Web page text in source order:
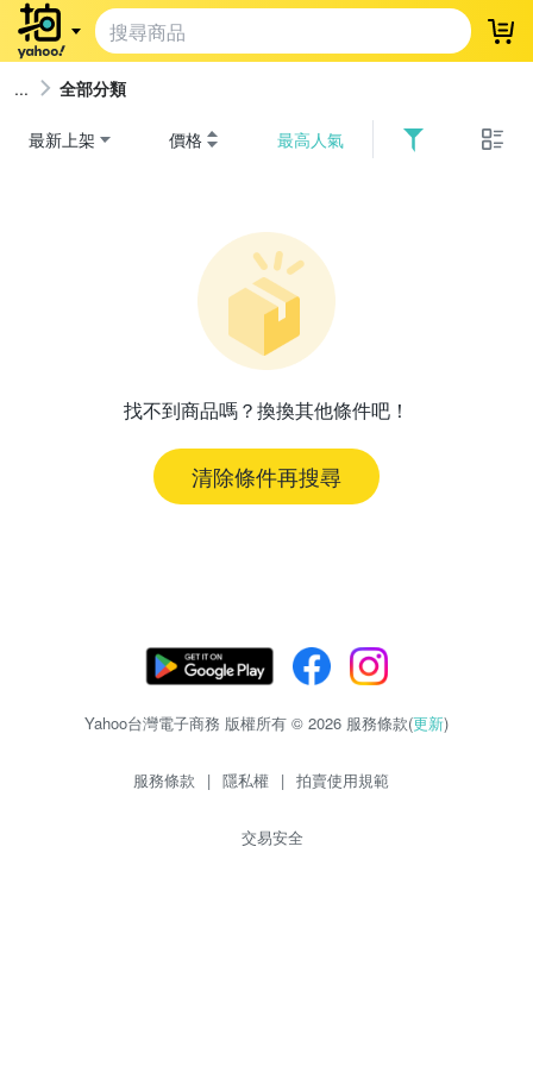
登
全部分類
最新上架 價格 最高人氣
找不到商品嗎？換換其他條件吧！
清除條件再搜尋
Yahoo台灣電子商務 版權所有 © 2026 服務條款(更新)
服務條款 | 隱私權 | 拍賣使用規範
交易安全